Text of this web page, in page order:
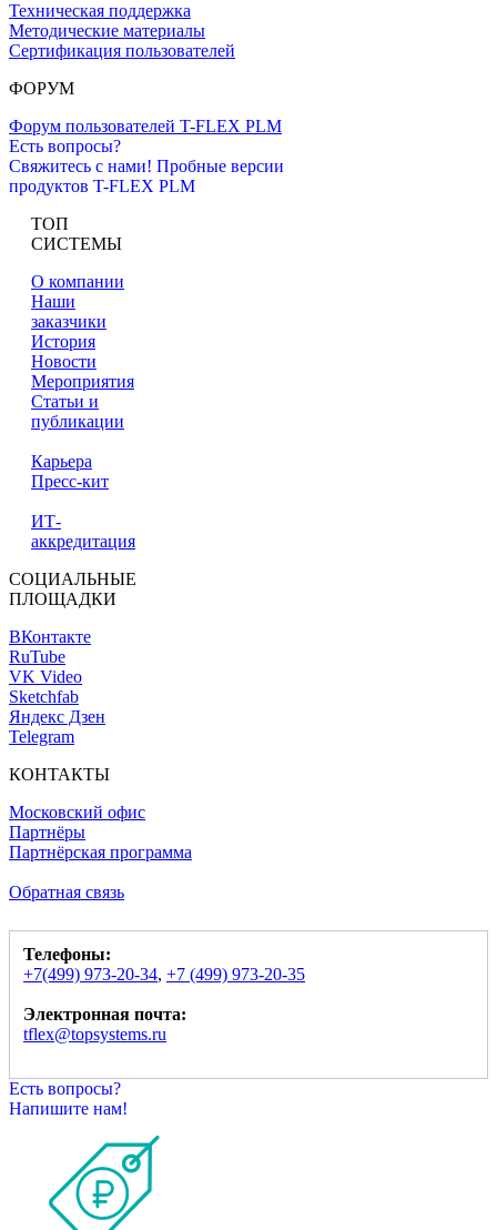
Техническая поддержка
Методические материалы
Сертификация пользователей
ФОРУМ
Форум пользователей T-FLEX PLM
Есть вопросы?
Свяжитесь с нами! Пробные версии
продуктов T-FLEX PLM
ТОП
СИСТЕМЫ
О компании
Наши
заказчики
История
Новости
Мероприятия
Статьи и
публикации
Карьера
Пресс-кит
ИТ-
аккредитация
СОЦИАЛЬНЫЕ
ПЛОЩАДКИ
ВКонтакте
RuTube
VK Video
Sketchfab
Яндекс Дзен
Telegram
КОНТАКТЫ
Московский офис
Партнёры
Партнёрская программа
Обратная связь
Телефоны:
+7(499) 973-20-34, +7 (499) 973-20-35
Электронная почта:
tflex@topsystems.ru
Есть вопросы?
Напишите нам!